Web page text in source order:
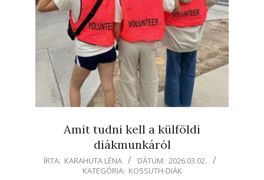
Amit tudni kell a külföldi
diákmunkáról
2026-
ÍRTA: KARAHUTA LÉNA DÁTUM: 2026.03.02.
KATEGÓRIA: KOSSUTH-DIÁK